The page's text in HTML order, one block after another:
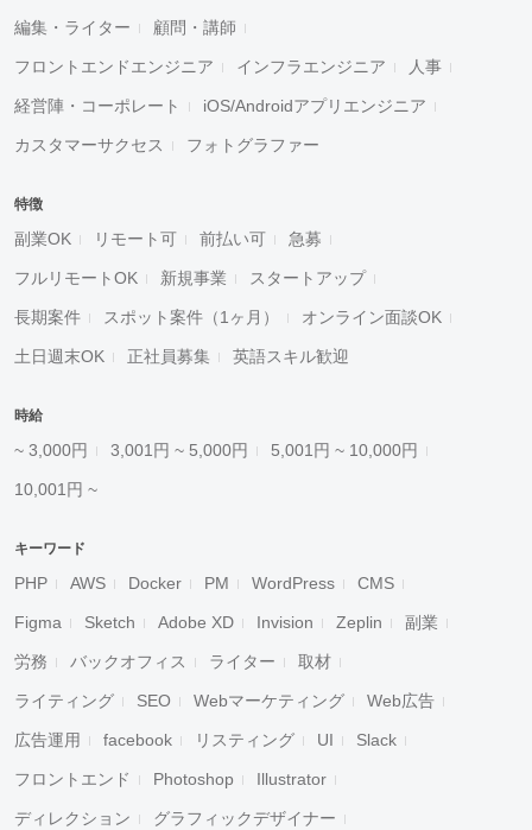
編集・ライター 顧問・講師
フロントエンドエンジニア インフラエンジニア 人事
経営陣・コーポレート iOS/Androidアプリエンジニア
カスタマーサクセス フォトグラファー
特徴
副業OK リモート可 前払い可 急募
フルリモートOK 新規事業 スタートアップ
長期案件 スポット案件（1ヶ月） オンライン面談OK
土日週末OK 正社員募集 英語スキル歓迎
時給
~ 3,000円 3,001円 ~ 5,000円 5,001円 ~ 10,000円
10,001円 ~
キーワード
PHP AWS Docker PM WordPress CMS
Figma Sketch Adobe XD Invision Zeplin 副業
労務 バックオフィス ライター 取材
ライティング SEO Webマーケティング Web広告
広告運用 facebook リスティング UI Slack
フロントエンド Photoshop Illustrator
ディレクション グラフィックデザイナー